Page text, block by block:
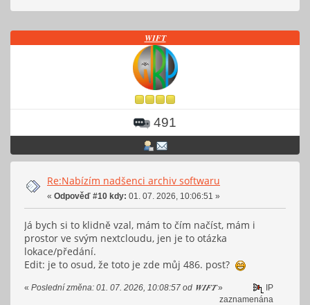
𝑾𝑰𝑭𝑻
491
Re:Nabízím nadšenci archiv softwaru
« Odpověď #10 kdy: 01. 07. 2026, 10:06:51 »
Já bych si to klidně vzal, mám to čím načíst, mám i
prostor ve svým nextcloudu, jen je to otázka
lokace/předání.
Edit: je to osud, že toto je zde můj 486. post?
« Poslední změna: 01. 07. 2026, 10:08:57 od 𝑾𝑰𝑭𝑻»
IP
zaznamenána